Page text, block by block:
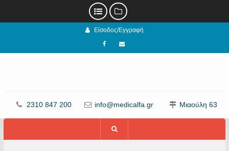
Είσοδος/Εγγραφή
Facebook
email
2310 847 200 info@medicalfa.gr Μιαούλη 63